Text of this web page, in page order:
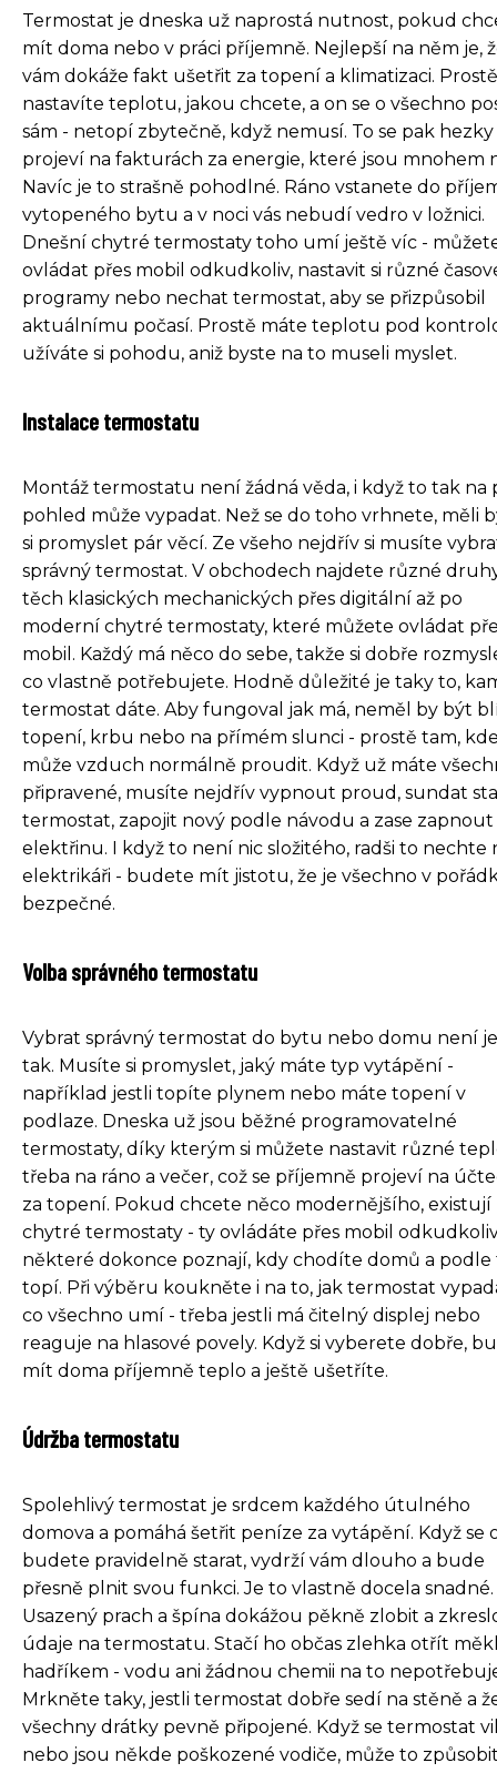
Termostat je dneska už naprostá nutnost, pokud
mít doma nebo v práci příjemně. Nejlepší na něm je,
vám dokáže fakt ušetřit za topení a klimatizaci.
nastavíte teplotu, jakou chcete, a on se o všechno
sám - netopí zbytečně, když nemusí. To se pak hezky
projeví na fakturách za energie, které jsou mnohem
Navíc je to strašně pohodlné. Ráno vstanete do
vytopeného bytu a v noci vás nebudí vedro v ložnici.
Dnešní chytré termostaty toho umí ještě víc -
ovládat přes mobil odkudkoliv, nastavit si různé
programy nebo nechat termostat, aby se přizpůsobil
aktuálnímu počasí. Prostě máte teplotu pod
užíváte si pohodu, aniž byste na to museli myslet.
Instalace termostatu
Montáž termostatu není žádná věda, i když to tak na
pohled může vypadat. Než se do toho vrhnete, měli
si promyslet pár věcí. Ze všeho nejdřív si musíte
správný termostat. V obchodech najdete různé
těch klasických mechanických přes digitální až po
moderní chytré termostaty, které můžete ovládat
mobil. Každý má něco do sebe, takže si dobře
co vlastně potřebujete. Hodně důležité je taky to,
termostat dáte. Aby fungoval jak má, neměl by být
topení, krbu nebo na přímém slunci - prostě tam,
může vzduch normálně proudit. Když už máte
připravené, musíte nejdřív vypnout proud, sundat
termostat, zapojit nový podle návodu a zase zapnout
elektřinu. I když to není nic složitého, radši to nechte
elektrikáři - budete mít jistotu, že je všechno v
bezpečné.
Volba správného termostatu
Vybrat správný termostat do bytu nebo domu není
tak. Musíte si promyslet, jaký máte typ vytápění -
například jestli topíte plynem nebo máte topení v
podlaze. Dneska už jsou běžné programovatelné
termostaty, díky kterým si můžete nastavit různé
třeba na ráno a večer, což se příjemně projeví na
za topení. Pokud chcete něco modernějšího, existují
chytré termostaty - ty ovládáte přes mobil
některé dokonce poznají, kdy chodíte domů a podle
topí. Při výběru koukněte i na to, jak termostat
co všechno umí - třeba jestli má čitelný displej nebo
reaguje na hlasové povely. Když si vyberete dobře,
mít doma příjemně teplo a ještě ušetříte.
Údržba termostatu
Spolehlivý termostat je srdcem každého útulného
domova a pomáhá šetřit peníze za vytápění. Když se
budete pravidelně starat, vydrží vám dlouho a bude
přesně plnit svou funkci. Je to vlastně docela snadné.
Usazený prach a špína dokážou pěkně zlobit a
údaje na termostatu. Stačí ho občas zlehka otřít
hadříkem - vodu ani žádnou chemii na to
Mrkněte taky, jestli termostat dobře sedí na stěně a
všechny drátky pevně připojené. Když se termostat
nebo jsou někde poškozené vodiče, může to